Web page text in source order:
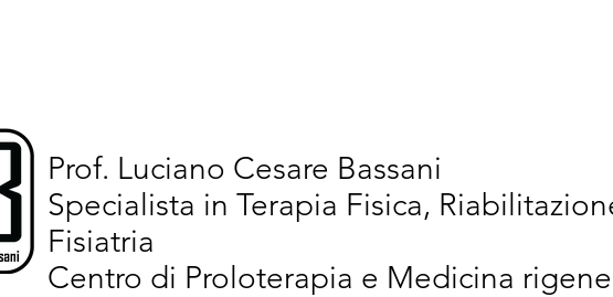
Prof. Luciano Cesare Bassani
Specialista in Terapia Fisica,
Fisiatria
Centro di Proloterapia e Medicina